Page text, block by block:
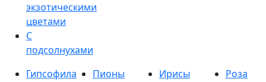
экзотическими
цветами
С
подсолнухами
Гипсофила
Пионы Ирисы
Роза